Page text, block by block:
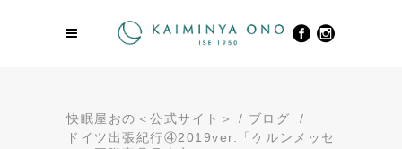
快眠屋おの＜公式サイト＞ / ブログ
/
ドイツ出張紀行④2019ver.「ケルンメッセ